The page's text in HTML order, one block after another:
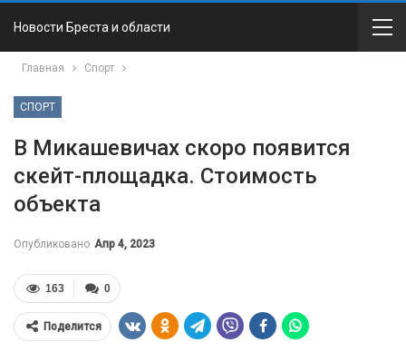
Новости Бреста и области
Главная Спорт
СПОРТ
В Микашевичах скоро появится
скейт-площадка. Стоимость
объекта
Опубликовано Апр 4, 2023
0
163
Поделится